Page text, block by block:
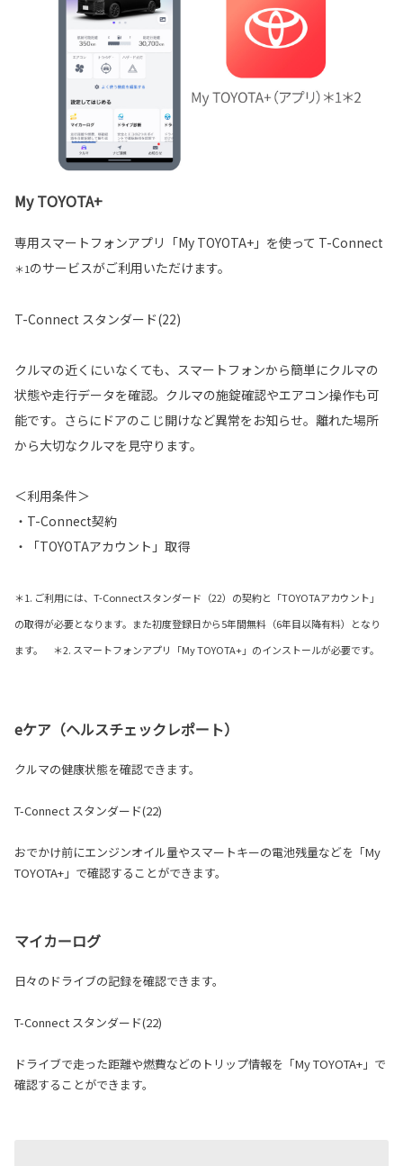
My TOYOTA+
専用スマートフォンアプリ「My TOYOTA+」を使って T-Connect
＊1のサービスがご利用いただけます。
T-Connect スタンダード(22)
クルマの近くにいなくても、スマートフォンから簡単にクルマの
状態や走行データを確認。クルマの施錠確認やエアコン操作も可
能です。さらにドアのこじ開けなど異常をお知らせ。離れた場所
から大切なクルマを見守ります。
＜利用条件＞
・T-Connect契約
・「TOYOTAアカウント」取得
＊1. ご利用には、T-Connectスタンダード（22）の契約と「TOYOTAアカウント」
の取得が必要となります。また初度登録日から5年間無料（6年目以降有料）となり
ます。 ＊2. スマートフォンアプリ「My TOYOTA+」のインストールが必要です。
eケア（ヘルスチェックレポート）
クルマの健康状態を確認できます。
T-Connect スタンダード(22)
おでかけ前にエンジンオイル量やスマートキーの電池残量などを「My
TOYOTA+」で確認することができます。
マイカーログ
日々のドライブの記録を確認できます。
T-Connect スタンダード(22)
ドライブで走った距離や燃費などのトリップ情報を「My TOYOTA+」で
確認することができます。